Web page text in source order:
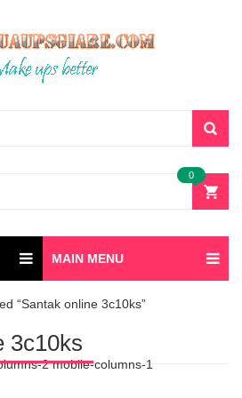
0
MAIN MENU
“Santak online 3c10ks”
3c10ks
2 mobile-columns-1